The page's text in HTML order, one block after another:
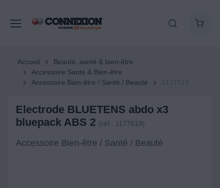
Accueil
Beauté, santé & bien-être
Accessoire Santé & Bien-être
Accessoire Bien-être / Santé / Beauté
Electrode BLUETENS abdo x3
bluepack ABS 2 (réf : 1177619)
Accessoire Bien-être / Santé / Beauté